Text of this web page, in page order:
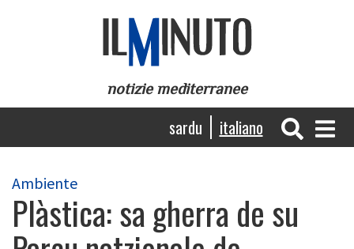
notizie mediterranee
Navigazione
principale
sardu italiano
Ambiente
Plàstica: sa gherra de su